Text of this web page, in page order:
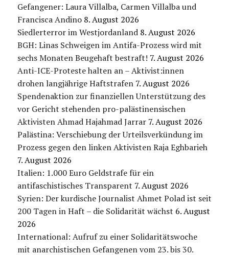
Gefangener: Laura Villalba, Carmen Villalba und
Francisca Andino 8. August 2026
Siedlerterror im Westjordanland 8. August 2026
BGH: Linas Schweigen im Antifa-Prozess wird mit
sechs Monaten Beugehaft bestraft! 7. August 2026
Anti-ICE-Proteste halten an – Aktivist:innen
drohen langjährige Haftstrafen 7. August 2026
Spendenaktion zur finanziellen Unterstützung des
vor Gericht stehenden pro-palästinensischen
Aktivisten Ahmad Hajahmad Jarrar 7. August 2026
Palästina: Verschiebung der Urteilsverkündung im
Prozess gegen den linken Aktivisten Raja Eghbarieh
7. August 2026
Italien: 1.000 Euro Geldstrafe für ein
antifaschistisches Transparent 7. August 2026
Syrien: Der kurdische Journalist Ahmet Polad ist seit
200 Tagen in Haft – die Solidarität wächst 6. August
2026
International: Aufruf zu einer Solidaritätswoche
mit anarchistischen Gefangenen vom 23. bis 30.